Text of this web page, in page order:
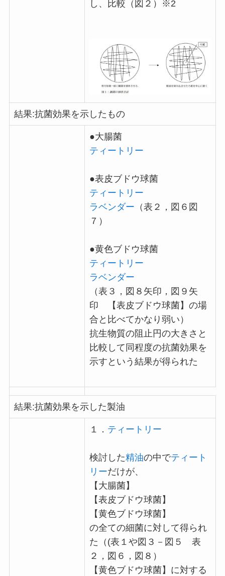
し、比較（図２）※2
結果:抗菌効果を示したもの
●大腸菌
ティートリー
●表皮ブドウ球菌
ティートリー
ラベンダー （表２，図６図
７）
●黄色ブドウ球菌
ティートリー
ラベンダー
（表３，図８矢印，図９矢
印 【表皮ブドウ球菌】の場
合と比べてかなり弱い）
抗生物質の阻止円の大きさと
比較して同程度の抗菌効果を
示すという結果が得られた
結果:抗菌効果を示した製油
１． ティートリー
検討した精油の中でティート
リーだけが、
【大腸菌】
【表皮ブドウ球菌】
【黄色ブドウ球菌】
の全ての細菌に対して得られ
た（(表１や図３－図５ 表
２，図６，図８）
【黄色ブドウ球菌】に対する